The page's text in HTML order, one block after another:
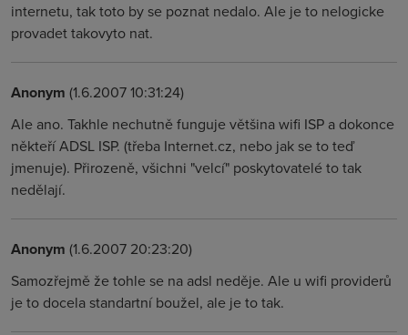
internetu, tak toto by se poznat nedalo. Ale je to nelogicke
provadet takovyto nat.
Anonym (1.6.2007 10:31:24)
Ale ano. Takhle nechutně funguje většina wifi ISP a dokonce
někteří ADSL ISP. (třeba Internet.cz, nebo jak se to teď
jmenuje). Přirozeně, všichni "velcí" poskytovatelé to tak
nedělají.
Anonym (1.6.2007 20:23:20)
Samozřejmě že tohle se na adsl neděje. Ale u wifi providerů
je to docela standartní boužel, ale je to tak.